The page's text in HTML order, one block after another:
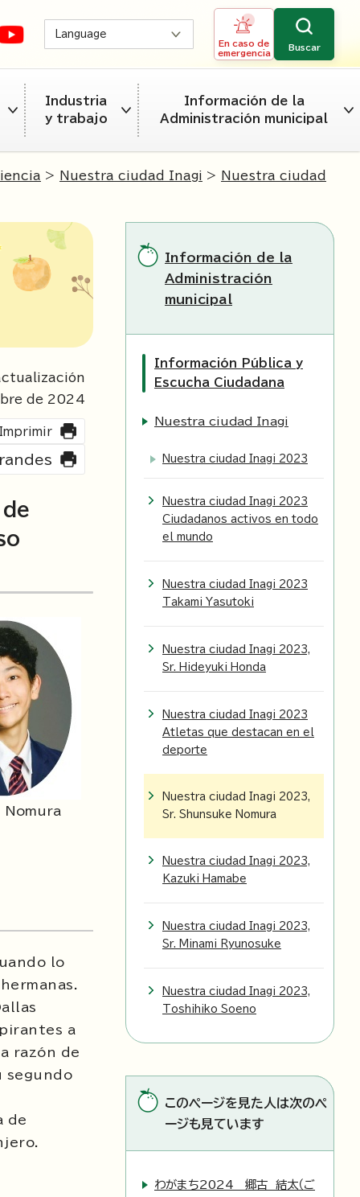
Language
En caso de
emergencia
Buscar
Industria
y trabajo
Información de la
Administración municipal
> Nuestra ciudad Inagi > Nuestra ciudad
de 2024
Nomura
lo
a
razón de
segundo
de
Información de la
Administración
municipal
Información Pública y
Escucha Ciudadana
Nuestra ciudad Inagi
Nuestra ciudad Inagi 2023
Nuestra ciudad Inagi 2023
Ciudadanos activos en todo
el mundo
Nuestra ciudad Inagi 2023
Takami Yasutoki
Nuestra ciudad Inagi 2023,
Sr. Hideyuki Honda
Nuestra ciudad Inagi 2023
Atletas que destacan en el
deporte
Nuestra ciudad Inagi 2023,
Sr. Shunsuke Nomura
Nuestra ciudad Inagi 2023,
Kazuki Hamabe
Nuestra ciudad Inagi 2023,
Sr. Minami Ryunosuke
Nuestra ciudad Inagi 2023,
Toshihiko Soeno
このページを見た人は次のペ
ージも見ています
わがまち2024 郷古 結太（ご